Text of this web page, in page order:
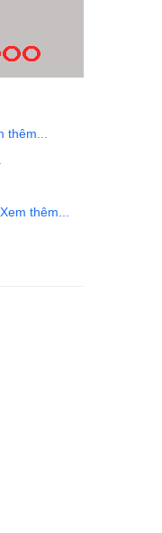
thêm...
Xem thêm...